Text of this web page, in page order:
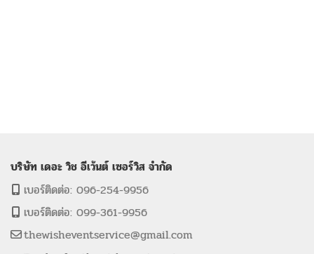
บริษัท เดอะ วิช อีเว้นต์ เซอร์วิส จำกัด
เบอร์ติดต่อ: 096-254-9956
เบอร์ติดต่อ: 099-361-9956
thewisheventservice@gmail.com